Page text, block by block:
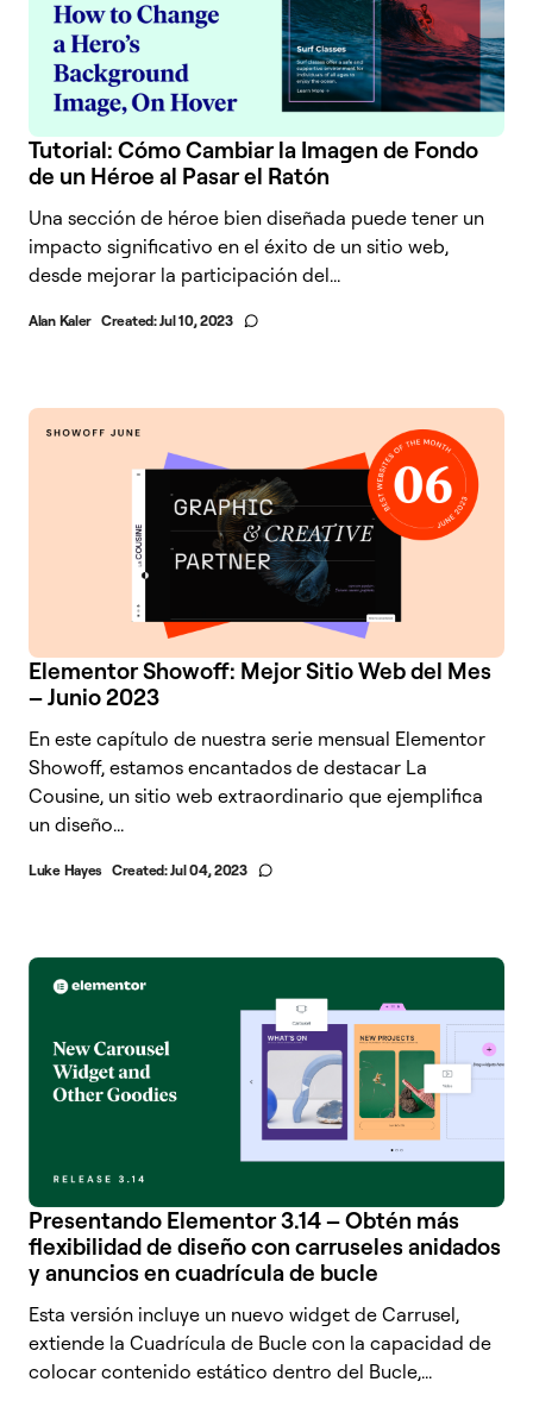
Tutorial: Cómo Cambiar la Imagen de Fondo
de un Héroe al Pasar el Ratón
Una sección de héroe bien diseñada puede tener un
impacto significativo en el éxito de un sitio web,
desde mejorar la participación del...
Alan Kaler Created:Jul 10, 2023
Elementor Showoff: Mejor Sitio Web del Mes
– Junio 2023
En este capítulo de nuestra serie mensual Elementor
Showoff, estamos encantados de destacar La
Cousine, un sitio web extraordinario que ejemplifica
un diseño...
Luke Hayes Created:Jul 04, 2023
Presentando Elementor 3.14 – Obtén más
flexibilidad de diseño con carruseles anidados
y anuncios en cuadrícula de bucle
Esta versión incluye un nuevo widget de Carrusel,
extiende la Cuadrícula de Bucle con la capacidad de
colocar contenido estático dentro del Bucle,...